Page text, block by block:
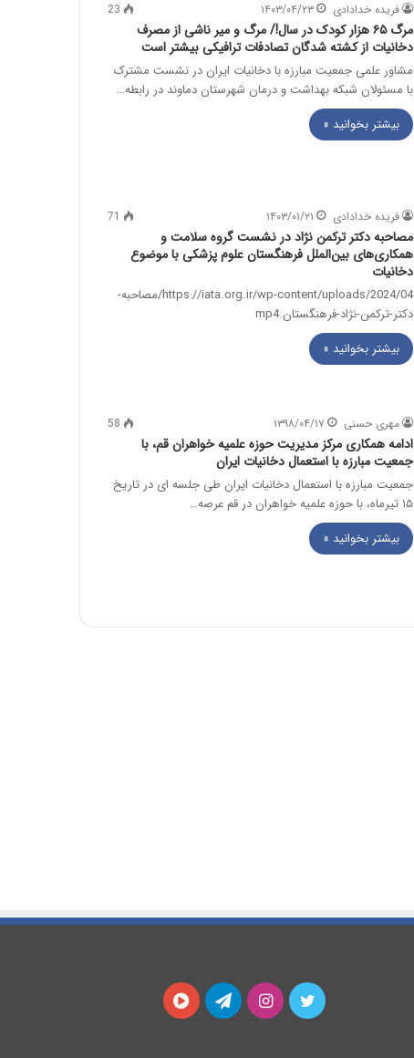
فریده خدادادی ۱۴۰۳/۰۴/۲۳ 23
مرگ ۶۵ هزار کودک در سال!/ مرگ و میر ناشی از مصرف
دخانیات از کشته شدگان تصادفات ترافیکی بیشتر است
مشاور علمی جمعیت مبارزه با دخانیات ایران در نشست مشترک
با مسئولان شبکه بهداشت و درمان شهرستان دماوند در رابطه…
بیشتر بخوانید »
فریده خدادادی ۱۴۰۳/۰۱/۲۱ 71
مصاحبه دکتر ترکمن نژاد در نشست گروه سلامت و
همکاری‌های بین‌الملل فرهنگستان علوم پزشکی با موضوع
دخانیات
https://iata.org.ir/wp-content/uploads/2024/04/مصاحبه-
دکتر-ترکمن-نژاد-فرهنگستان.mp4
بیشتر بخوانید »
مهری حسنی ۱۳۹۸/۰۴/۱۷ 58
ادامه همکاری مرکز مدیریت حوزه علمیه خواهران قم، با
جمعیت مبارزه با استعمال دخانیات ایران
جمعیت مبارزه با استعمال دخانیات ایران طی جلسه ای در تاریخ
۱۵ تیرماه، با حوزه علمیه خواهران در قم عرصه…
بیشتر بخوانید »
توییتر اینستاگرامتلگرام آپارات